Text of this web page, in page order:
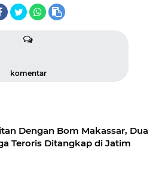
komentar
Dengan Bom Makassar, Dua
Teroris Ditangkap di Jatim